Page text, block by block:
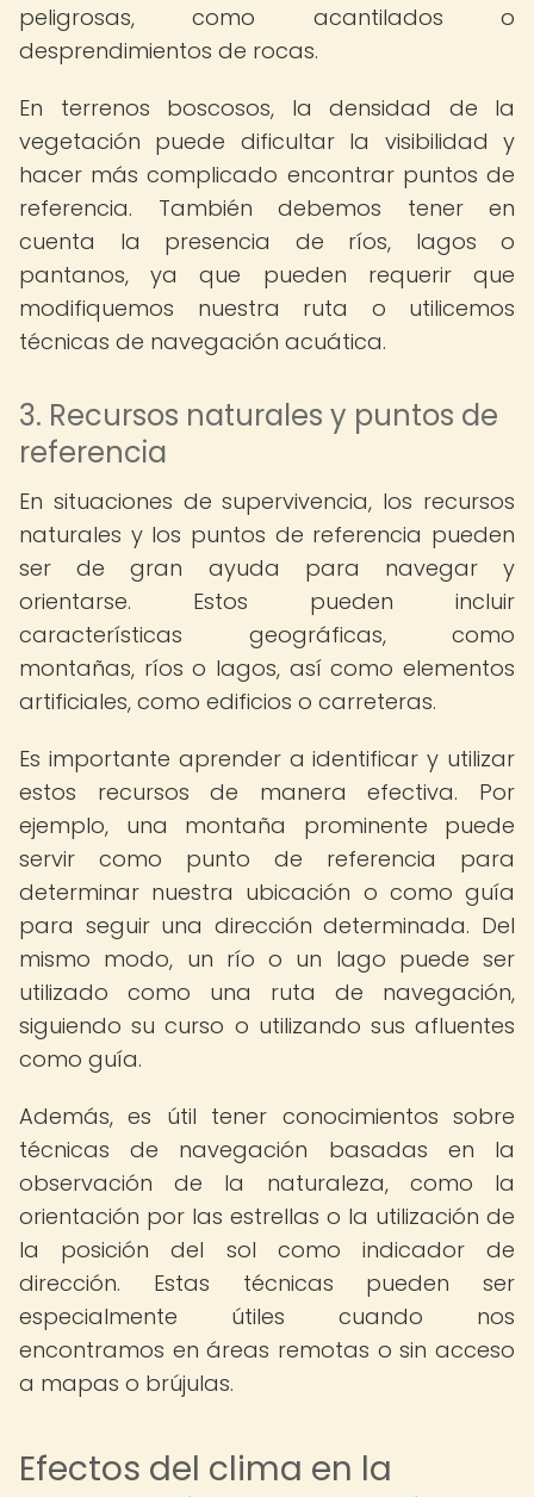
peligrosas, como acantilados o
desprendimientos de rocas.
En terrenos boscosos, la densidad de la
vegetación puede dificultar la visibilidad y
hacer más complicado encontrar puntos de
referencia. También debemos tener en
cuenta la presencia de ríos, lagos o
pantanos, ya que pueden requerir que
modifiquemos nuestra ruta o utilicemos
técnicas de navegación acuática.
3. Recursos naturales y puntos de
referencia
En situaciones de supervivencia, los recursos
naturales y los puntos de referencia pueden
ser de gran ayuda para navegar y
orientarse. Estos pueden incluir
características geográficas, como
montañas, ríos o lagos, así como elementos
artificiales, como edificios o carreteras.
Es importante aprender a identificar y utilizar
estos recursos de manera efectiva. Por
ejemplo, una montaña prominente puede
servir como punto de referencia para
determinar nuestra ubicación o como guía
para seguir una dirección determinada. Del
mismo modo, un río o un lago puede ser
utilizado como una ruta de navegación,
siguiendo su curso o utilizando sus afluentes
como guía.
Además, es útil tener conocimientos sobre
técnicas de navegación basadas en la
observación de la naturaleza, como la
orientación por las estrellas o la utilización de
la posición del sol como indicador de
dirección. Estas técnicas pueden ser
especialmente útiles cuando nos
encontramos en áreas remotas o sin acceso
a mapas o brújulas.
Efectos del clima en la